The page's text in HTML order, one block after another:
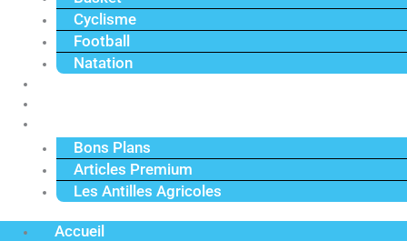
Cyclisme
Football
Natation
Bons Plans
Articles Premium
Les Antilles Agricoles
Accueil